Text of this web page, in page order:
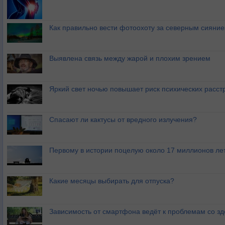
Как правильно вести фотоохоту за северным
Выявлена связь между жарой и плохим зрением
Яркий свет ночью повышает риск психических
Спасают ли кактусы от вредного излучения?
Первому в истории поцелую около 17 миллионов
Какие месяцы выбирать для отпуска?
Зависимость от смартфона ведёт к проблемам со